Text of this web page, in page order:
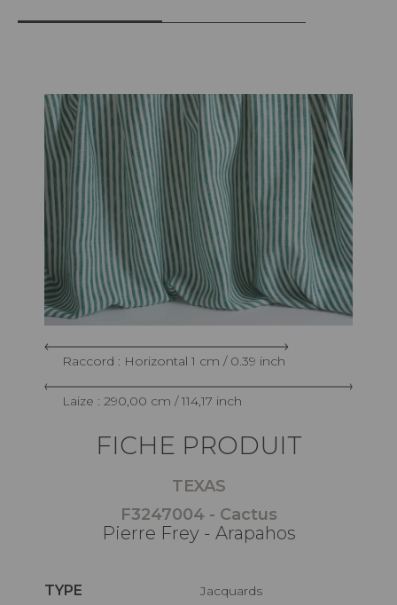
Raccord : Horizontal 1 cm / 0.39 inch
Laize : 290,00 cm / 114,17 inch
FICHE PRODUIT
TEXAS
F3247004 - Cactus
Pierre Frey - Arapahos
TYPE Jacquards